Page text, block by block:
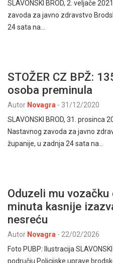
SLAVONSKI BROD, 2. veljače
zavoda za javno zdravstvo
24 sata na…
STOŽER CZ BPŽ:
osoba preminula
Autor Novagra - 31/12/2020
SLAVONSKI BROD, 31. prosinca
Nastavnog zavoda za javno
županije, u zadnja 24 sata na…
Oduzeli mu
minuta kasnije
nesreću
Autor Novagra - 22/02/2026
Foto PUBP: Ilustracija
području Policijske uprave